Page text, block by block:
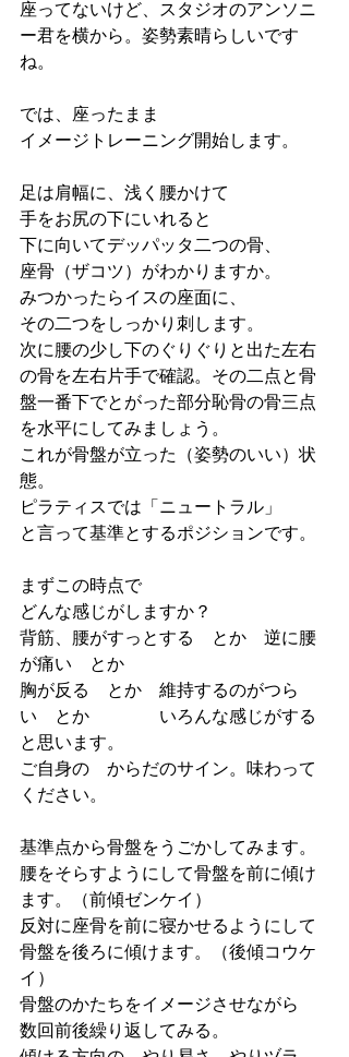
座ってないけど、スタジオのアンソニ
ー君を横から。姿勢素晴らしいです
ね。
では、座ったまま
イメージトレーニング開始します。
足は肩幅に、浅く腰かけて
手をお尻の下にいれると
下に向いてデッパッタ二つの骨、
座骨（ザコツ）がわかりますか。
みつかったらイスの座面に、
その二つをしっかり刺します。
次に腰の少し下のぐりぐりと出た左右
の骨を左右片手で確認。その二点と骨
盤一番下でとがった部分恥骨の骨三点
を水平にしてみましょう。
これが骨盤が立った（姿勢のいい）状
態。
ピラティスでは「ニュートラル」
と言って基準とするポジションです。
まずこの時点で
どんな感じがしますか？
背筋、腰がすっとする　とか　逆に腰
が痛い　とか
胸が反る　とか　維持するのがつら
い　とか　　　　いろんな感じがする
と思います。
ご自身の　からだのサイン。味わって
ください。
基準点から骨盤をうごかしてみます。
腰をそらすようにして骨盤を前に傾け
ます。（前傾ゼンケイ）
反対に座骨を前に寝かせるようにして
骨盤を後ろに傾けます。（後傾コウケ
イ）
骨盤のかたちをイメージさせながら
数回前後繰り返してみる。